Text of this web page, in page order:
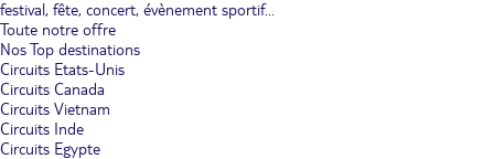
festival, fête, concert, évènement sportif...
Toute notre offre
Nos Top destinations
Circuits Etats-Unis
Circuits Canada
Circuits Vietnam
Circuits Inde
Circuits Egypte